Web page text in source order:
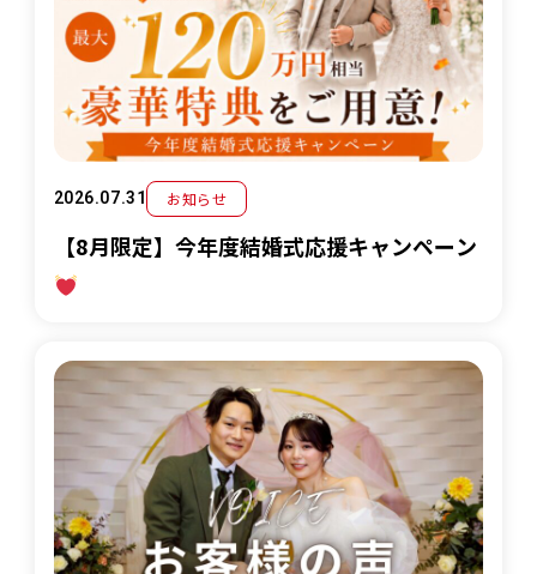
2026.07.31 お知らせ
【8月限定】今年度結婚式応援キャンペーン